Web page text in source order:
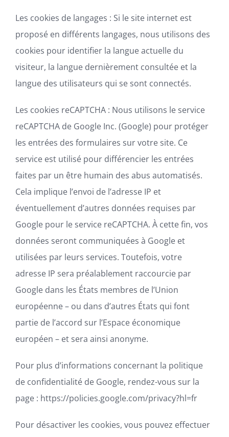
Les cookies de langages : Si le site internet est
proposé en différents langages, nous utilisons des
cookies pour identifier la langue actuelle du
visiteur, la langue dernièrement consultée et la
langue des utilisateurs qui se sont connectés.
Les cookies reCAPTCHA : Nous utilisons le service
reCAPTCHA de Google Inc. (Google) pour protéger
les entrées des formulaires sur votre site. Ce
service est utilisé pour différencier les entrées
faites par un être humain des abus automatisés.
Cela implique l’envoi de l’adresse IP et
éventuellement d’autres données requises par
Google pour le service reCAPTCHA. À cette fin, vos
données seront communiquées à Google et
utilisées par leurs services. Toutefois, votre
adresse IP sera préalablement raccourcie par
Google dans les États membres de l’Union
européenne – ou dans d’autres États qui font
partie de l’accord sur l’Espace économique
européen – et sera ainsi anonyme.
Pour plus d’informations concernant la politique
de confidentialité de Google, rendez-vous sur la
page : https://policies.google.com/privacy?hl=fr
Pour désactiver les cookies, vous pouvez effectuer